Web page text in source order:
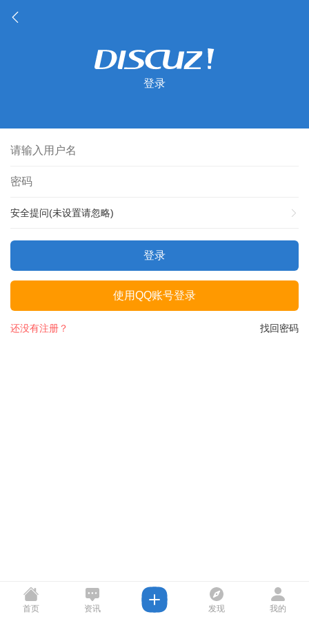
登录
安全提问(未设置请忽略)
登录
使用QQ账号登录
找回密码
还没有注册？
首页 资讯 发现 我的